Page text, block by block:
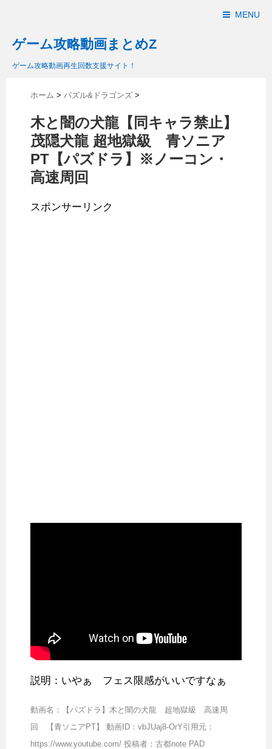
MENU
ゲーム攻略動画まとめZ
ゲーム攻略動画再生回数支援サイト！
ホーム > パズル&ドラゴンズ >
木と闇の犬龍【同キャラ禁止】
茂隠犬龍 超地獄級 青ソニア
PT【パズドラ】※ノーコン・
高速周回
スポンサーリンク
説明：いやぁ フェス限感がいいですなぁ
動画名：【パズドラ】木と闇の犬龍 超地獄級 高速周
回 【青ソニアPT】 動画ID：vbJUaj8-OrY引用元：
https://www.youtube.com/ 投稿者：古都note PAD